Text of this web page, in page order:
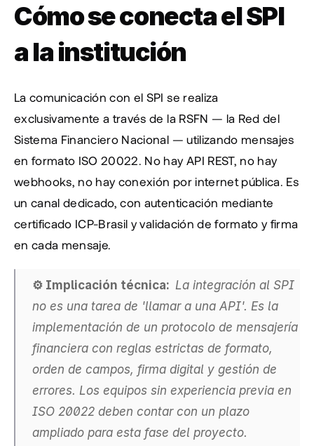
Cómo se conecta el SPI
a la institución
La comunicación con el SPI se realiza
exclusivamente a través de la RSFN — la Red del
Sistema Financiero Nacional — utilizando mensajes
en formato ISO 20022. No hay API REST, no hay
webhooks, no hay conexión por internet pública. Es
un canal dedicado, con autenticación mediante
certificado ICP-Brasil y validación de formato y firma
en cada mensaje.
⚙️ Implicación técnica: La integración al SPI
no es una tarea de 'llamar a una API'. Es la
implementación de un protocolo de mensajería
financiera con reglas estrictas de formato,
orden de campos, firma digital y gestión de
errores. Los equipos sin experiencia previa en
ISO 20022 deben contar con un plazo
ampliado para esta fase del proyecto.